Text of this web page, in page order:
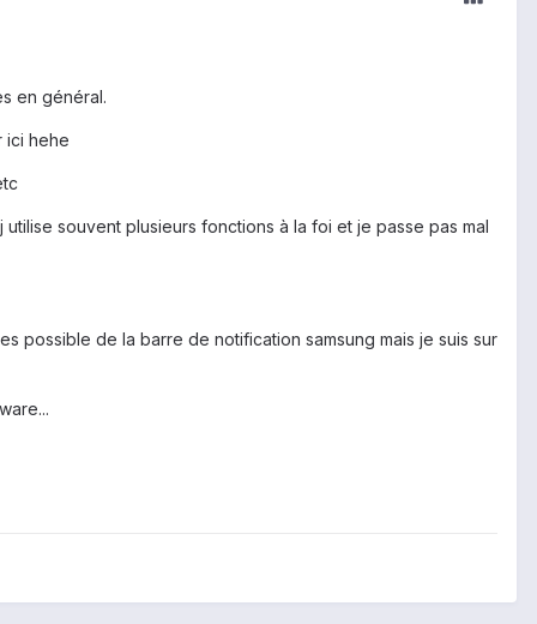
en général.
ici hehe
souvent plusieurs fonctions à la foi et je passe pas mal
possible de la barre de notification samsung mais je suis sur